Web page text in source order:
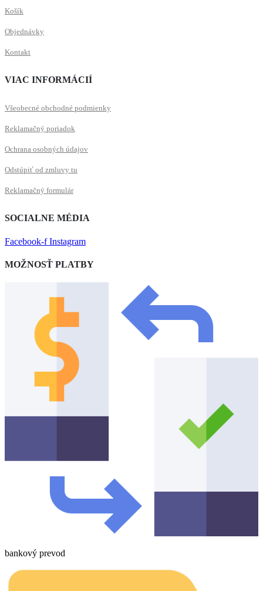
Košík
Objednávky
Kontakt
VIAC INFORMÁCIÍ
Všeobecné obchodné podmienky
Reklamačný poriadok
Ochrana osobných údajov
Odstúpiť od zmluvy tu
Reklamačný formulár
SOCIALNE MÉDIA
Facebook-f Instagram
MOŽNOSŤ PLATBY
bankový prevod